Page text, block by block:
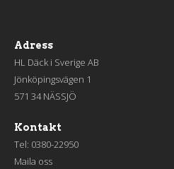
Adress
HL Däck i Sverige AB
Jönköpingsvägen 1
571 34 NÄSSJÖ
Kontakt
Tel: 0380-22950
Maila oss